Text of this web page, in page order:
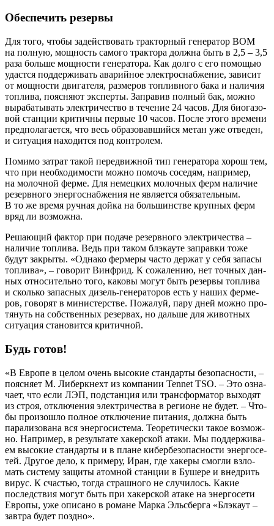
Обеспечить резервы
Для того, что­бы задей­ство­вать трак­тор­ный гене­ра­тор ВОМ
на пол­ную, мощ­ность само­го трак­то­ра долж­на быть в 2,5 – 3,5
раза боль­ше мощ­но­сти гене­ра­то­ра. Как дол­го с его помо­щью
удаст­ся под­дер­жи­вать ава­рий­ное элек­тро­снаб­же­ние, зави­сит
от мощ­но­сти дви­га­те­ля, раз­ме­ров топ­лив­но­го бака и нали­чия
топ­ли­ва, пояс­ня­ют экс­пер­ты. Запра­вив пол­ный бак, мож­но
выра­ба­ты­вать элек­три­че­ство в тече­ние 24 часов. Для био­га­зо­
вой стан­ции кри­тич­ны пер­вые 10 часов. После это­го вре­ме­ни
пред­по­ла­га­ет­ся, что весь обра­зо­вав­ший­ся метан уже отве­ден,
и ситу­а­ция нахо­дит­ся под контролем.
Поми­мо затрат такой пере­движ­ной тип гене­ра­то­ра хорош тем,
что при необ­хо­ди­мо­сти мож­но помочь сосе­дям, напри­мер,
на молоч­ной фер­ме. Для немец­ких молоч­ных ферм нали­чие
резерв­но­го энер­го­снаб­же­ния не явля­ет­ся обя­за­тель­ным.
В то же вре­мя руч­ная дой­ка на боль­шин­стве круп­ных ферм
вряд ли возможна.
Реша­ю­щий фак­тор при пода­че резерв­но­го элек­три­че­ства –
нали­чие топ­ли­ва. Ведь при таком блэка­у­те заправ­ки тоже
будут закры­ты. «Одна­ко фер­ме­ры часто дер­жат у себя запа­сы
топ­ли­ва», – гово­рит Вин­фрид. К сожа­ле­нию, нет точ­ных дан­
ных отно­си­тель­но того, како­вы могут быть резер­вы топ­ли­ва
и сколь­ко запас­ных дизель-гене­ра­то­ров есть у наших фер­ме­
ров, гово­рят в мини­стер­стве. Пожа­луй, пару дней мож­но про­
тя­нуть на соб­ствен­ных резер­вах, но даль­ше для живот­ных
ситу­а­ция ста­но­вит­ся критичной.
Будь готов!
«В Евро­пе в целом очень высо­кие стан­дар­ты без­опас­но­сти, –
пояс­ня­ет М. Либерк­нехт из ком­па­нии Tennet TSO. – Это озна­
ча­ет, что если ЛЭП, под­стан­ция или транс­фор­ма­тор выхо­дят
из строя, отклю­че­ния элек­три­че­ства в реги­оне не будет. – Что­
бы про­изо­шло пол­ное отклю­че­ние пита­ния, долж­на быть
пара­ли­зо­ва­на вся энер­го­си­сте­ма. Тео­ре­ти­че­ски такое воз­мож­
но. Напри­мер, в резуль­та­те хакер­ской ата­ки. Мы под­дер­жи­ва­
ем высо­кие стан­дар­ты и в плане кибер­без­опас­но­сти энер­го­се­
тей. Дру­гое дело, к при­ме­ру, Иран, где хаке­ры смог­ли взло­
мать систе­му защи­ты атом­ной стан­ции в Буше­ре и внед­рить
вирус. К сча­стью, тогда страш­но­го не слу­чи­лось. Какие
послед­ствия могут быть при хакер­ской ата­ке на энер­го­се­ти
Евро­пы, уже опи­са­но в романе Мар­ка Эль­с­бер­га «Блэка­ут –
зав­тра будет поздно».